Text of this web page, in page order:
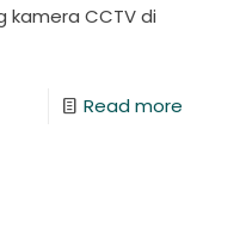
kamera CCTV di
Read more